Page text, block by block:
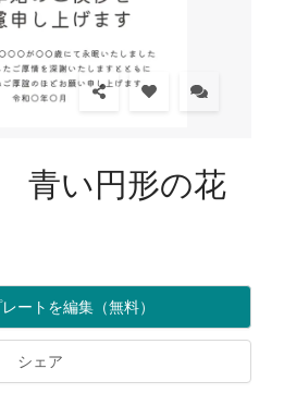
青い円形の花
ートを編集（無料）
シェア